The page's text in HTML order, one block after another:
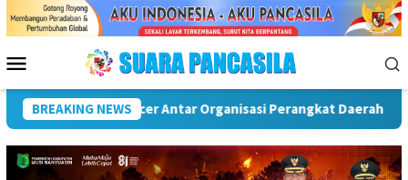
Menu
Mobile
BREAKING NEWSPuncak Peringatan IPeKB Ke-19, Plt Bupati